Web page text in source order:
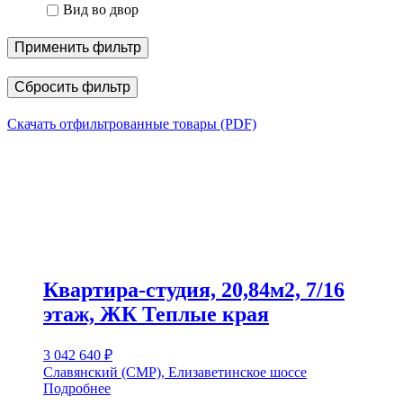
Вид во двор
Применить фильтр
Сбросить фильтр
Скачать отфильтрованные товары (PDF)
Квартира-студия, 20,84м2, 7/16
этаж, ЖК Теплые края
3 042 640 ₽
Славянский (СМР), Елизаветинское шоссе
Подробнее